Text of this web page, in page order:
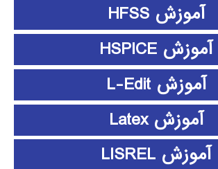
آموزش HFSS
آموزش HSPICE
آموزش L-Edit
آموزش Latex
آموزش LISREL